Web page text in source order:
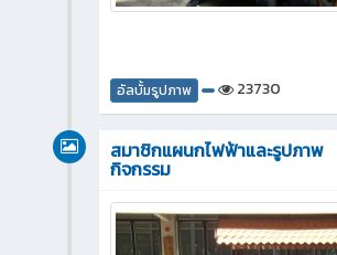
อัลบั้มรูปภาพ 23730
สมาชิกแผนกไฟฟ้าและรูปภาพ
กิจกรรม